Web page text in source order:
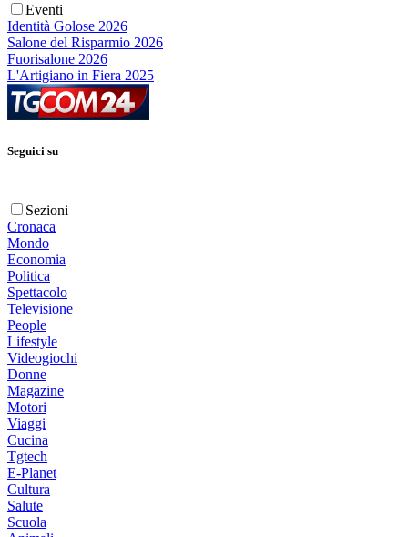
Eventi
Identità Golose 2026
Salone del Risparmio 2026
Fuorisalone 2026
L'Artigiano in Fiera 2025
Seguici su
Sezioni
Cronaca
Mondo
Economia
Politica
Spettacolo
Televisione
People
Lifestyle
Videogiochi
Donne
Magazine
Motori
Viaggi
Cucina
Tgtech
E-Planet
Cultura
Salute
Scuola